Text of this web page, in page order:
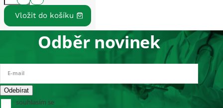
Odběr novinek
E-mail
souhlasím se